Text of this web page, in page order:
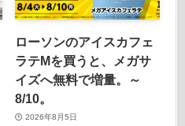
ローソンのアイスカフェ
ラテMを買うと、メガサ
イズへ無料で増量。～
8/10。
2026年8月5日